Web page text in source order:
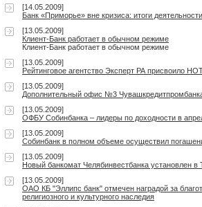
[14.05.2009]
Банк «Приморье» вне кризиса: итоги деятельности
[13.05.2009]
Клиент-Банк работает в обычном режиме
Клиент-Банк работает в обычном режиме
[13.05.2009]
Рейтинговое агентство Эксперт РА присвоило
[13.05.2009]
Дополнительный офис №3
[13.05.2009]
ОФБУ Собинбанка – лидеры по доходности в
[13.05.2009]
Собинбанк в полном объеме осуществил
[13.05.2009]
Новый банкомат Челябинвестбанка установлен в
[13.05.2009]
ОАО КБ "Эллипс банк" отмечен наградой за
религиозного и культурного наследия